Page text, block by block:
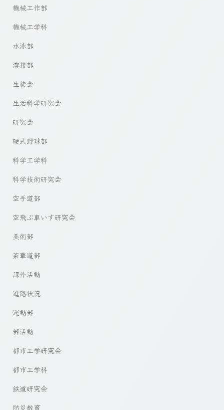
機械工作部
機械工学科
水泳部
溶接部
生徒会
生活科学研究会
研究会
硬式野球部
科学工学科
科学技術研究会
空手道部
空飛ぶ車いす研究会
美術部
茶華道部
課外活動
進路状況
運動部
部活動
都市工学研究会
都市工学科
鉄道研究会
防災教育